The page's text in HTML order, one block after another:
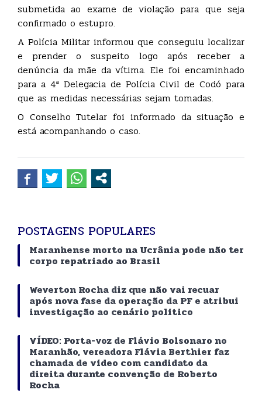
submetida ao exame de violação para que seja
confirmado o estupro.
A Polícia Militar informou que conseguiu localizar
e prender o suspeito logo após receber a
denúncia da mãe da vítima. Ele foi encaminhado
para a 4ª Delegacia de Polícia Civil de Codó para
que as medidas necessárias sejam tomadas.
O Conselho Tutelar foi informado da situação e
está acompanhando o caso.
POSTAGENS POPULARES
Maranhense morto na Ucrânia pode não ter
corpo repatriado ao Brasil
Weverton Rocha diz que não vai recuar
após nova fase da operação da PF e atribui
investigação ao cenário político
VÍDEO: Porta-voz de Flávio Bolsonaro no
Maranhão, vereadora Flávia Berthier faz
chamada de vídeo com candidato da
direita durante convenção de Roberto
Rocha